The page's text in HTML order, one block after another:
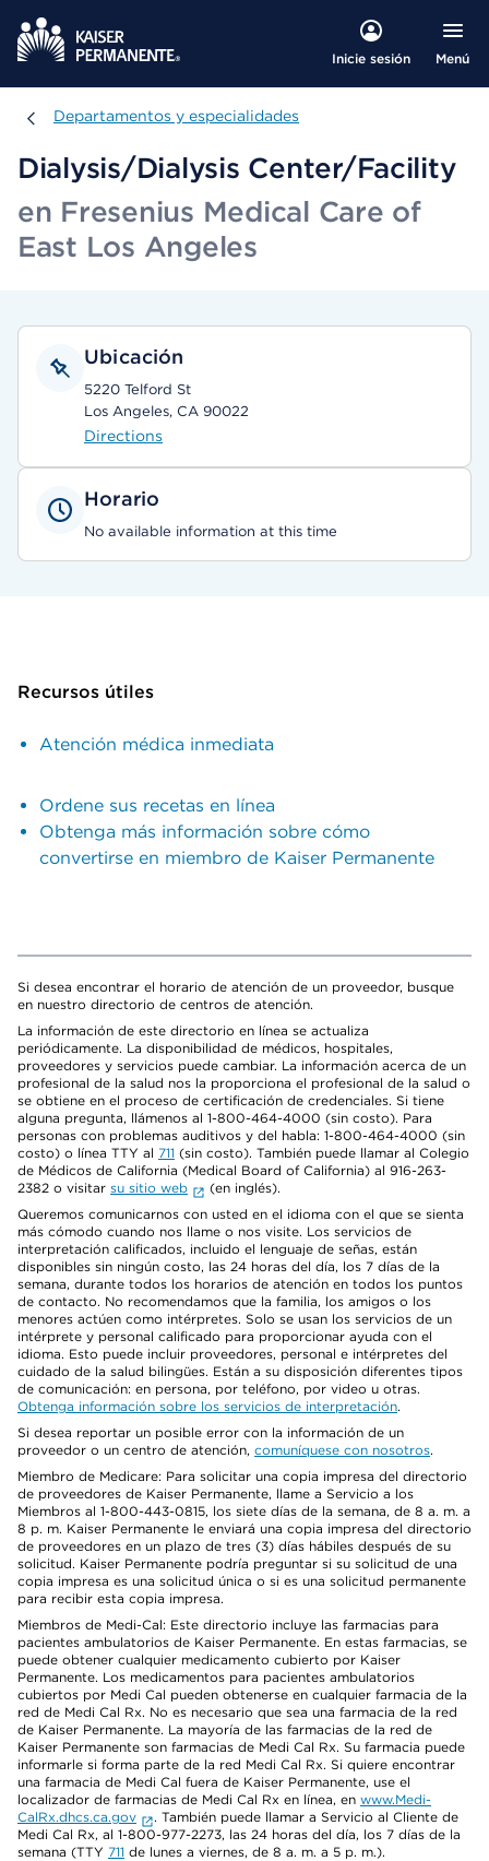
Inicie sesión Menú
Departamentos y especialidades
Departamentos y especialidades
Dialysis/Dialysis Center/Facility
en Fresenius Medical Care of
East Los Angeles
Ubicación
5220 Telford St
Los Angeles, CA 90022
Directions
Horario
No available information at this time
Recursos útiles
Atención médica inmediata
Ordene sus recetas en línea
Obtenga más información sobre cómo
convertirse en miembro de Kaiser Permanente
Si desea encontrar el horario de atención de un proveedor, busque
en nuestro directorio de centros de atención.
La información de este directorio en línea se actualiza
periódicamente. La disponibilidad de médicos, hospitales,
proveedores y servicios puede cambiar. La información acerca de un
profesional de la salud nos la proporciona el profesional de la salud o
se obtiene en el proceso de certificación de credenciales. Si tiene
alguna pregunta, llámenos al 1-800-464-4000 (sin costo). Para
personas con problemas auditivos y del habla: 1-800-464-4000 (sin
costo) o línea TTY al 711 (sin costo). También puede llamar al Colegio
de Médicos de California (Medical Board of California) al 916-263-
2382 o visitar su sitio web
(en inglés).
Queremos comunicarnos con usted en el idioma con el que se sienta
más cómodo cuando nos llame o nos visite. Los servicios de
interpretación calificados, incluido el lenguaje de señas, están
disponibles sin ningún costo, las 24 horas del día, los 7 días de la
semana, durante todos los horarios de atención en todos los puntos
de contacto. No recomendamos que la familia, los amigos o los
menores actúen como intérpretes. Solo se usan los servicios de un
intérprete y personal calificado para proporcionar ayuda con el
idioma. Esto puede incluir proveedores, personal e intérpretes del
cuidado de la salud bilingües. Están a su disposición diferentes tipos
de comunicación: en persona, por teléfono, por video u otras.
Obtenga información sobre los servicios de interpretación.
Si desea reportar un posible error con la información de un
proveedor o un centro de atención, comuníquese con nosotros.
Miembro de Medicare: Para solicitar una copia impresa del directorio
de proveedores de Kaiser Permanente, llame a Servicio a los
Miembros al 1-800-443-0815, los siete días de la semana, de 8 a. m. a
8 p. m. Kaiser Permanente le enviará una copia impresa del directorio
de proveedores en un plazo de tres (3) días hábiles después de su
solicitud. Kaiser Permanente podría preguntar si su solicitud de una
copia impresa es una solicitud única o si es una solicitud permanente
para recibir esta copia impresa.
Miembros de Medi-Cal: Este directorio incluye las farmacias para
pacientes ambulatorios de Kaiser Permanente. En estas farmacias, se
puede obtener cualquier medicamento cubierto por Kaiser
Permanente. Los medicamentos para pacientes ambulatorios
cubiertos por Medi Cal pueden obtenerse en cualquier farmacia de la
red de Medi Cal Rx. No es necesario que sea una farmacia de la red
de Kaiser Permanente. La mayoría de las farmacias de la red de
Kaiser Permanente son farmacias de Medi Cal Rx. Su farmacia puede
informarle si forma parte de la red Medi Cal Rx. Si quiere encontrar
una farmacia de Medi Cal fuera de Kaiser Permanente, use el
localizador de farmacias de Medi Cal Rx en línea, en www.Medi-
CalRx.dhcs.ca.gov
. También puede llamar a Servicio al Cliente de
Medi Cal Rx, al 1-800-977-2273, las 24 horas del día, los 7 días de la
semana (TTY 711 de lunes a viernes, de 8 a. m. a 5 p. m.).